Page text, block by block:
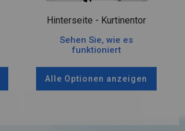
Hinterseite - Kurtinentor
Sehen Sie, wie es
funktioniert
Alle Optionen anzeigen